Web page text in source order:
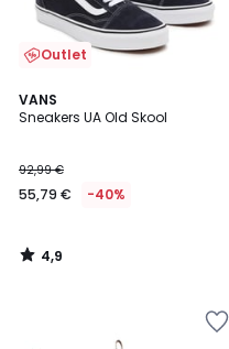
Outlet
VANS
Sneakers UA Old Skool
92,99 €
55,79 € -40%
4,9
/ 5
4,9
/